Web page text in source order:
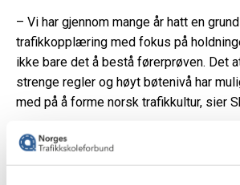
– Vi har gjennom mange år hatt en
trafikkopplæring med fokus på
ikke bare det å bestå førerprøven. Det
strenge regler og høyt bøtenivå har
med på å forme norsk trafikkultur, sier
Trafikklæreren som
Trafikklæreren skal formidle normer og